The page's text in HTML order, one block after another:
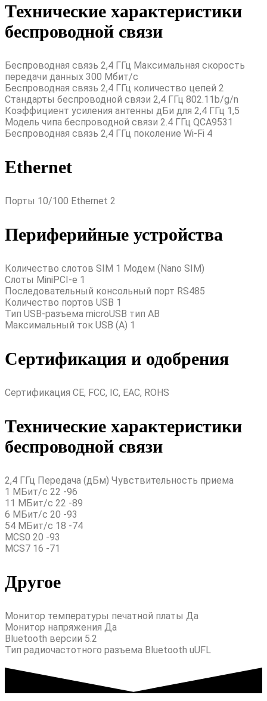
Технические характеристики
беспроводной связи
Беспроводная связь 2,4 ГГц Максимальная скорость
передачи данных 300 Мбит/с
Беспроводная связь 2,4 ГГц количество цепей 2
Стандарты беспроводной связи 2,4 ГГц 802.11b/g/n
Коэффициент усиления антенны дБи для 2,4 ГГц 1,5
Модель чипа беспроводной связи 2.4 ГГц QCA9531
Беспроводная связь 2,4 ГГц поколение Wi-Fi 4
Ethernet
Порты 10/100 Ethernet 2
Периферийные устройства
Количество слотов SIM 1 Модем (Nano SIM)
Слоты MiniPCI-e 1
Последовательный консольный порт RS485
Количество портов USB 1
Тип USB-разъема microUSB тип AB
Максимальный ток USB (A) 1
Сертификация и одобрения
Сертификация CE, FCC, IC, EAC, ROHS
Технические характеристики
беспроводной связи
2,4 ГГц Передача (дБм) Чувствительность приема
1 МБит/с 22 -96
11 МБит/с 22 -89
6 МБит/с 20 -93
54 МБит/с 18 -74
MCS0 20 -93
MCS7 16 -71
Другое
Монитор температуры печатной платы Да
Монитор напряжения Да
Bluetooth версии 5.2
Тип радиочастотного разъема Bluetooth uUFL